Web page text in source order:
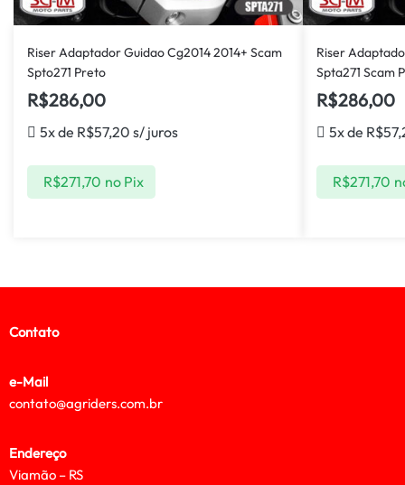
Riser Adaptador Guidao Cg2014 2014+ Scam
Spto271 Preto
R$286,00
5x de R$57,20 s/ juros
R$271,70 no Pix
Riser
Spta271 Scam
R$286,00
5x de R$
R$271,70
Contato
e-Mail
contato@agriders.com.br
Endereço
Viamão – RS